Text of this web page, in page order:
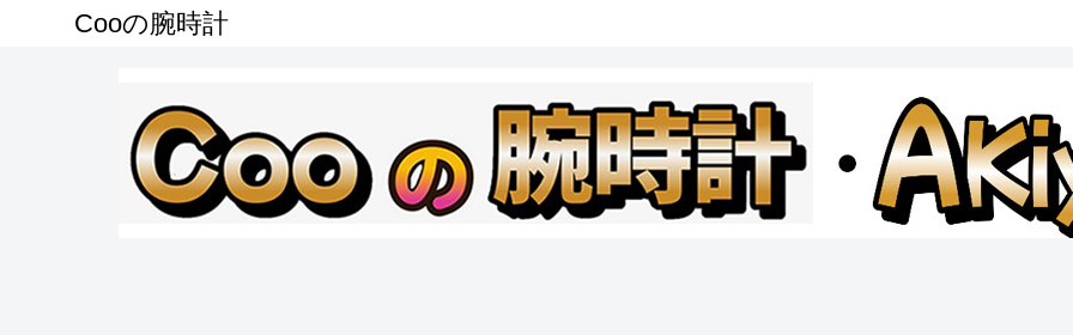
Cooの腕時計